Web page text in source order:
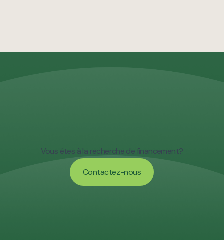
Vous êtes à la recherche de financement?
Contactez-nous